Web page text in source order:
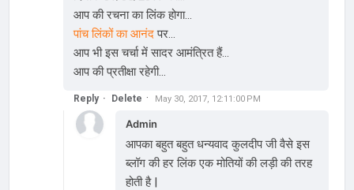
आप की रचना का लिंक होगा...
पांच लिंकों का आनंदपर...
आप भी इस चर्चा में सादर आमंत्रित हैं...
आप की प्रतीक्षा रहेगी...
Reply Delete May 30, 2017, 12:11:00 PM
Admin
आपका बहुत बहुत धन्यवाद कुलदीप जी वैसे इस
ब्लॉग की हर लिंक एक मोतियों की लड़ी की तरह
होती है |